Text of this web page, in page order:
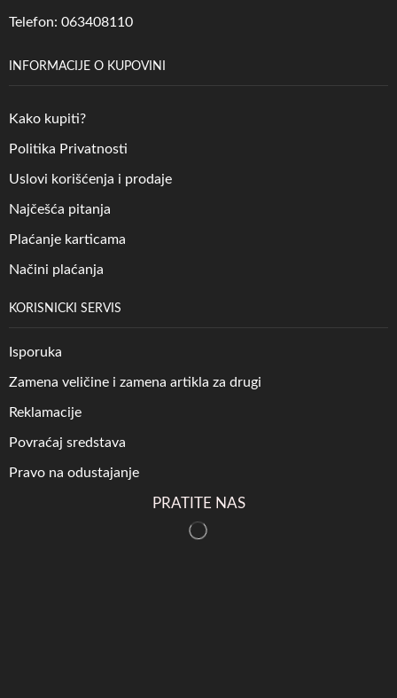
Telefon: 063408110
INFORMACIJE O KUPOVINI
Kako kupiti?
Politika Privatnosti
Uslovi korišćenja i prodaje
Najčešća pitanja
Plaćanje karticama
Načini plaćanja
KORISNICKI SERVIS
Isporuka
Zamena veličine i zamena artikla za drugi
Reklamacije
Povraćaj sredstava
Pravo na odustajanje
PRATITE NAS